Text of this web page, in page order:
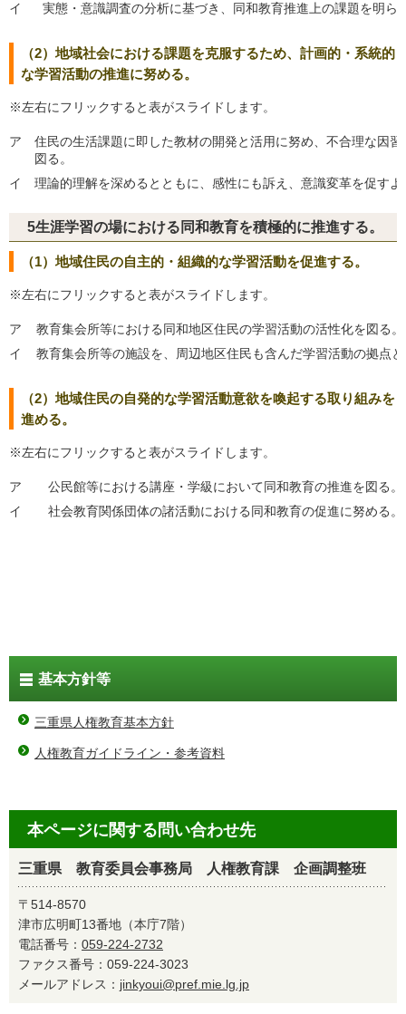
イ
実態・意識調査の分析に基づき、同和教育推進上の課題を明ら
（2）地域社会における課題を克服するため、計画的・系統的
な学習活動の推進に努める。
※左右にフリックすると表がスライドします。
ア
住民の生活課題に即した教材の開発と活用に努め、不合理な因
図る。
イ
理論的理解を深めるとともに、感性にも訴え、意識変革を促す
5生涯学習の場における同和教育を積極的に推進する。
（1）地域住民の自主的・組織的な学習活動を促進する。
※左右にフリックすると表がスライドします。
ア
教育集会所等における同和地区住民の学習活動の活性化を図る。
イ
教育集会所等の施設を、周辺地区住民も含んだ学習活動の拠点
（2）地域住民の自発的な学習活動意欲を喚起する取り組みを
進める。
※左右にフリックすると表がスライドします。
ア
公民館等における講座・学級において同和教育の推進を図る。
イ
社会教育関係団体の諸活動における同和教育の促進に努める。
基本方針等
三重県人権教育基本方針
人権教育ガイドライン・参考資料
本ページに関する問い合わせ先
三重県 教育委員会事務局 人権教育課 企画調整班
〒514-8570
津市広明町13番地（本庁7階）
電話番号： 059-224-2732
ファクス番号：059-224-3023
メールアドレス： jinkyoui@pref.mie.lg.jp